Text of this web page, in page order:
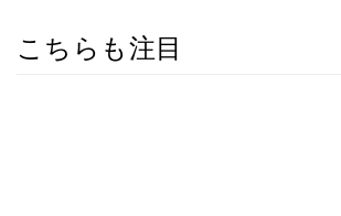
こちらも注目